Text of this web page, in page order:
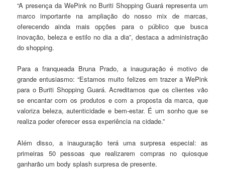
“A presença da WePink no Buriti Shopping Guará representa um
marco importante na ampliação do nosso mix de marcas,
oferecendo ainda mais opções para o público que busca
inovação, beleza e estilo no dia a dia”, destaca a administração
do shopping.
Para a franqueada Bruna Prado, a inauguração é motivo de
grande entusiasmo: “Estamos muito felizes em trazer a WePink
para o Buriti Shopping Guará. Acreditamos que os clientes vão
se encantar com os produtos e com a proposta da marca, que
valoriza beleza, autenticidade e bem-estar. É um sonho que se
realiza poder oferecer essa experiência na cidade.”
Além disso, a inauguração terá uma surpresa especial: as
primeiras 50 pessoas que realizarem compras no quiosque
ganharão um body splash surpresa de presente.